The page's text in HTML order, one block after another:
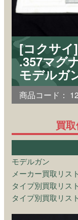
[コクサイ
.357マグ
モデルガ
商品コード：
買
モデルガン
メーカー買取リスト
タイプ別買取リスト
タイプ別買取リスト